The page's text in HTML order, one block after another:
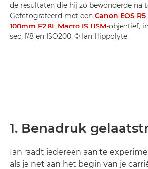
de resultaten die hij zo bewonderde na
Gefotografeerd met een Canon EOS R5
100mm F2.8L Macro IS USM-objectief,
sec, f/8 en ISO200. © Ian Hippolyte
1. Benadruk
Ian raadt iedereen aan te
als je net aan het begin van je